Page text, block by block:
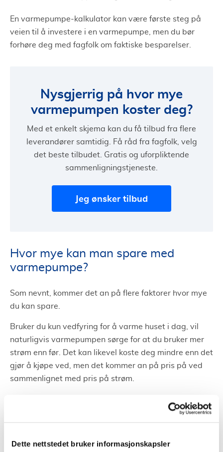
Dette nettstedet bruker informasjonskapsler
En varmepumpe-kalkulator kan være første steg på
veien til å investere i en varmepumpe, men du bør
forhøre deg med fagfolk om faktiske besparelser.
Nysgjerrig på hvor mye
varmepumpen koster deg?
Med et enkelt skjema kan du få tilbud fra flere
leverandører samtidig. Få råd fra fagfolk, velg
det beste tilbudet. Gratis og uforpliktende
sammenligningstjeneste.
Jeg ønsker tilbud
Hvor mye kan man spare med
varmepumpe?
Som nevnt, kommer det an på flere faktorer hvor mye
du kan spare.
Bruker du kun vedfyring for å varme huset i dag, vil
naturligvis varmepumpen sørge for at du bruker mer
strøm enn før. Det kan likevel koste deg mindre enn det
gjør å kjøpe ved, men det kommer an på pris på ved
sammenlignet med pris på strøm.
huset, vil det være mye du kan spare på å bytte til